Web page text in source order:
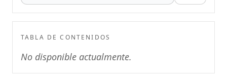
TABLA DE CONTENIDOS
No disponible actualmente.